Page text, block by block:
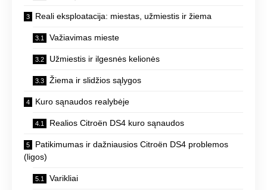
Reali eksploatacija: miestas, užmiestis ir žiema
Važiavimas mieste
Užmiestis ir ilgesnės kelionės
Žiema ir slidžios sąlygos
Kuro sąnaudos realybėje
Realios Citroën DS4 kuro sąnaudos
Patikimumas ir dažniausios Citroën DS4 problemos
(ligos)
Varikliai